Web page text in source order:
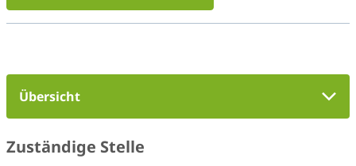
Übersicht
Zuständige Stelle